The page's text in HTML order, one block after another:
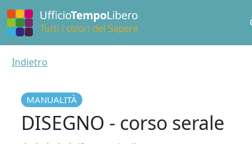
Indietro
MANUALITÀ
DISEGNO - corso serale